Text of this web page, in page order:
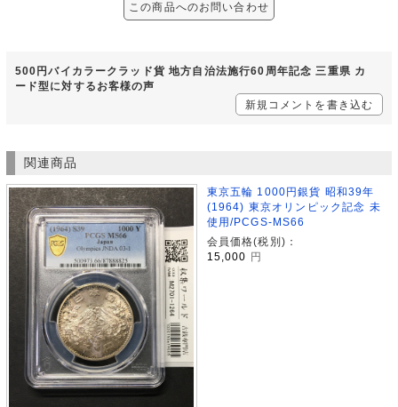
この商品へのお問い合わせ
500円バイカラークラッド貨 地方自治法施行60周年記念 三重県 カ
ード型に対するお客様の声
新規コメントを書き込む
関連商品
東京五輪 1000円銀貨 昭和39年
(1964) 東京オリンピック記念 未
使用/PCGS-MS66
会員価格(税別)：
15,000
円